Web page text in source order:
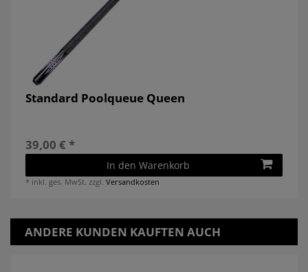
Standard Poolqueue Queen
39,00 € *
In den Warenkorb
* inkl. ges. MwSt. zzgl.Versandkosten
ANDERE KUNDEN KAUFTEN AUCH